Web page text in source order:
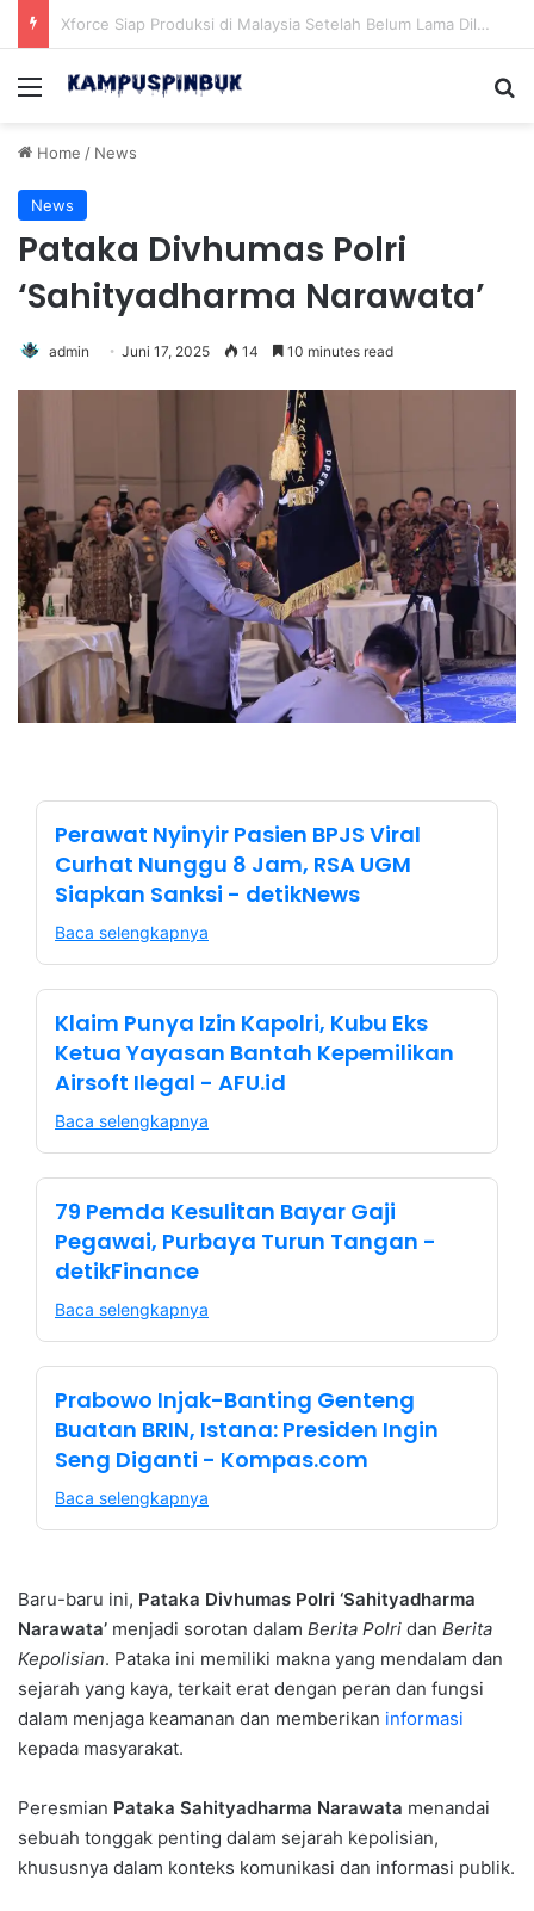
Drone Terdeteksi di Rumah Ratu Beatrick dan Lokasi Brankas Emas Belanda
Menu
Home / News
News
Pataka Divhumas Polri
‘Sahityadharma Narawata’
admin Juni 17, 2025 14 10 minutes read
Perawat Nyinyir Pasien BPJS Viral
Curhat Nunggu 8 Jam, RSA UGM
Siapkan Sanksi - detikNews
Baca selengkapnya
Klaim Punya Izin Kapolri, Kubu Eks
Ketua Yayasan Bantah Kepemilikan
Airsoft Ilegal - AFU.id
Baca selengkapnya
79 Pemda Kesulitan Bayar Gaji
Pegawai, Purbaya Turun Tangan -
detikFinance
Baca selengkapnya
Prabowo Injak-Banting Genteng
Buatan BRIN, Istana: Presiden Ingin
Seng Diganti - Kompas.com
Baca selengkapnya
Baru-baru ini, Pataka Divhumas Polri ‘Sahityadharma
Narawata’ menjadi sorotan dalam Berita Polri dan Berita
Kepolisian. Pataka ini memiliki makna yang mendalam dan
sejarah yang kaya, terkait erat dengan peran dan fungsi
dalam menjaga keamanan dan memberikan informasi
kepada masyarakat.
Peresmian Pataka Sahityadharma Narawata menandai
sebuah tonggak penting dalam sejarah kepolisian,
khususnya dalam konteks komunikasi dan informasi publik.